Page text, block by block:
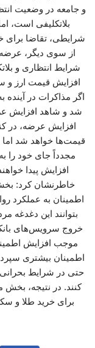
و جامعه در وضعیت
بلاتکلیفی است،
شرایطی، تقاضا برای
از سوی دیگر، عرضه
شرایط انتظاری و
افزایش قیمت ارز و
اگر مذاکرات در آینده
شد و شاهد افزایش
افزایش عرضه، در
قیمت‌ها خواهد شد اما
مجدداً جای خود را
افزایش پیدا
خاطرنشان کرد:
اطمینان به عملکرد
بتوانند این دغدغه
خروج سرویس‌های
موجب افزایش
اطمینان بیشتری
حتی در شرایط بحرانی
کنند. در نتیجه،
برای خرید طلا و